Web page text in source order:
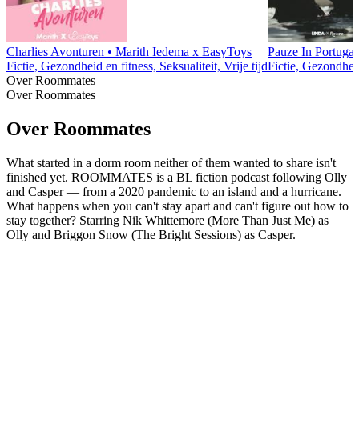
Charlies Avonturen • Marith Iedema x EasyToys
Fictie, Gezondheid en fitness, Seksualiteit, Vrije tijd
Pauze In Portugal
Fictie,
Over Roommates
Over Roommates
Over Roommates
What started in a dorm room neither of them wanted to share isn't
finished yet. ROOMMATES is a BL fiction podcast following Olly
and Casper — from a 2020 pandemic to an island and a hurricane.
What happens when you can't stay apart and can't figure out how to
stay together? Starring Nik Whittemore (More Than Just Me) as
Olly and Briggon Snow (The Bright Sessions) as Casper.